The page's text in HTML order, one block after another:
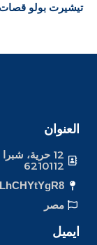
تيشيرت بولو قصات
العنوان
6210112
مصر
ايميل